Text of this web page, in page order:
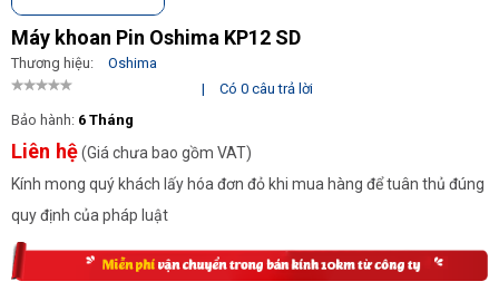
Máy khoan Pin Oshima KP12 SD
Thương hiệu:
Oshima
|
Có 0 câu trả lời
Bảo hành: 6 Tháng
Liên hệ(Giá chưa bao gồm VAT)
Kính mong quý khách lấy hóa đơn đỏ khi mua hàng để tuân thủ đúng
quy định của pháp luật